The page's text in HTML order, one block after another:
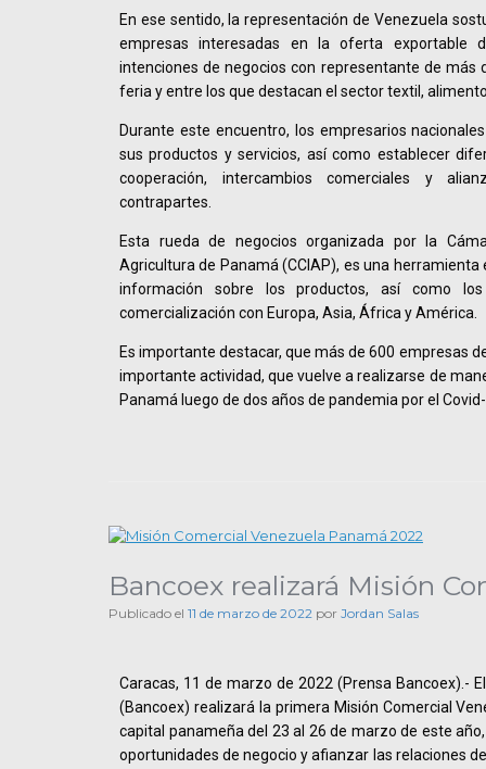
En ese sentido, la representación de Venezuela
empresas interesadas en la oferta exportable
intenciones de negocios con representante de más
feria y entre los que destacan el sector textil,
Durante este encuentro, los empresarios
sus productos y servicios, así como establecer
cooperación, intercambios comerciales y
contrapartes.
Esta rueda de negocios organizada por la
Agricultura de Panamá (CCIAP), es una
información sobre los productos, así como
comercialización con Europa, Asia, África y América.
Es importante destacar, que más de 600 empresas
importante actividad, que vuelve a realizarse de
Panamá luego de dos años de pandemia por el
Bancoex realizará Misión
Publicado el 11 de marzo de 2022 por Jordan Salas
Caracas, 11 de marzo de 2022 (Prensa Bancoex).-
(Bancoex) realizará la primera Misión Comercial
capital panameña del 23 al 26 de marzo de este
oportunidades de negocio y afianzar las relaciones